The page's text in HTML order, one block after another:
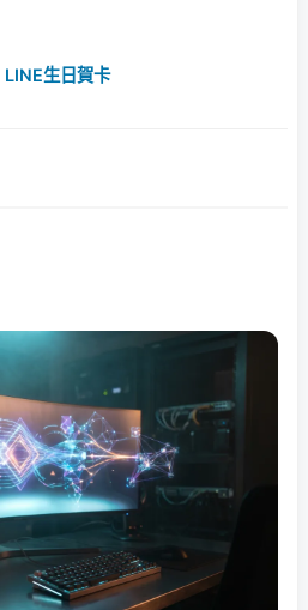
LINE生日賀卡